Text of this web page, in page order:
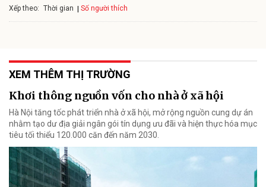
Xếp theo: Thời gian Số người thích
XEM THÊM THỊ TRƯỜNG
Khơi thông nguồn vốn cho nhà ở xã hội
Hà Nội tăng tốc phát triển nhà ở xã hội, mở rộng nguồn cung dự án
nhằm tạo dư địa giải ngân gói tín dụng ưu đãi và hiện thực hóa mục
tiêu tối thiểu 120.000 căn đến năm 2030.